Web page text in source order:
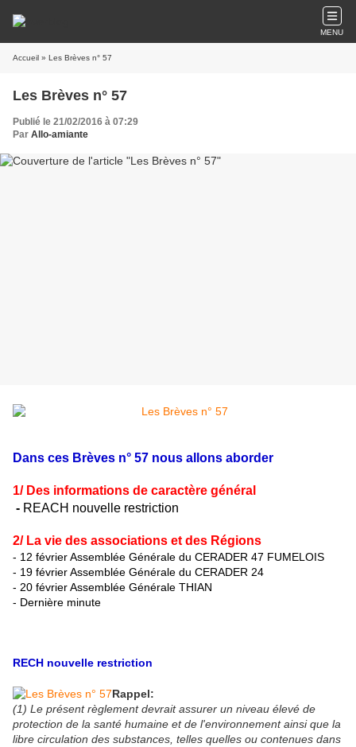
MENU
Accueil » Les Brèves n° 57
Les Brèves n° 57
Publié le 21/02/2016 à 07:29
Par Allo-amiante
Dans ces Brèves n° 57 nous allons aborder
1/ Des informations de caractère général
- REACH nouvelle restriction
2/ La vie des associations et des Régions
- 12 févrierAssemblée Générale du CERADER 47 FUMELOIS
- 19 février Assemblée Générale du CERADER 24
- 20 février Assemblée Générale THIAN
- Dernière minute
RECH nouvelle restriction
Rappel:
(1) Le présent règlement devrait assurer un niveau élevé de
protection de la santé humaine et de l'environnement ainsi que la
libre circulation des substances, telles quelles ou contenues dans